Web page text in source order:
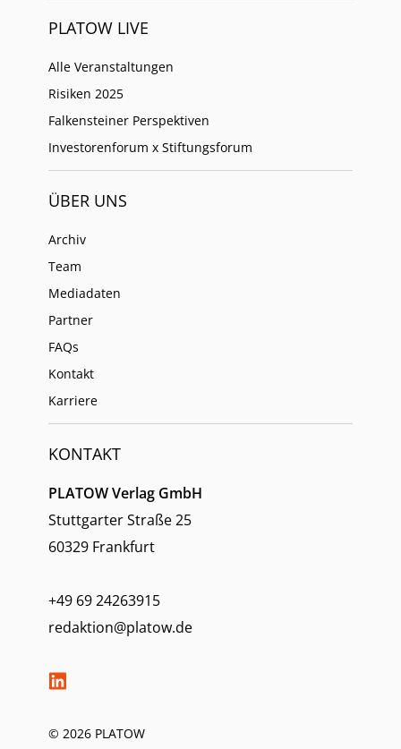
PLATOW LIVE
Alle Veranstaltungen
Risiken 2025
Falkensteiner Perspektiven
Investorenforum x Stiftungsforum
ÜBER UNS
Archiv
Team
Mediadaten
Partner
FAQs
Kontakt
Karriere
KONTAKT
PLATOW Verlag GmbH
Stuttgarter Straße 25
60329 Frankfurt
+49 69 24263915
redaktion@platow.de
© 2026 PLATOW